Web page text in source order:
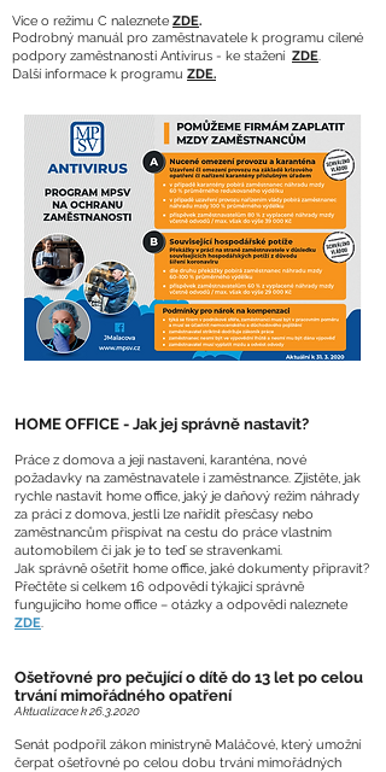
Více o režimu C naleznete ZDE.
Podrobný manuál pro zaměstnavatele k programu cílené
podpory zaměstnanosti Antivirus - ke stažení ZDE.
Další informace k programu ZDE.
HOME OFFICE - Jak jej správně nastavit?
Práce z domova a její nastavení, karanténa, nové
požadavky na zaměstnavatele i zaměstnance. Zjistěte, jak
rychle nastavit home office, jaký je daňový režim náhrady
za práci z domova, jestli lze nařídit přesčasy nebo
zaměstnancům přispívat na cestu do práce vlastním
automobilem či jak je to teď se stravenkami.
Jak správně ošetřit home office, jaké dokumenty připravit?
Přečtěte si celkem 16 odpovědí týkající správně
fungujícího home office – otázky a odpovědi naleznete
ZDE.
Ošetřovné pro pečující o dítě do 13 let po celou
trvání mimořádného opatření
Aktualizace k26.3.2020
Senát podpořil zákon ministryně Maláčové, který umožní
čerpat ošetřovné po celou dobu trvání mimořádných